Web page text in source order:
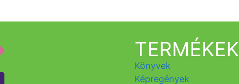
TERMÉKEK
Könyvek
Képregények